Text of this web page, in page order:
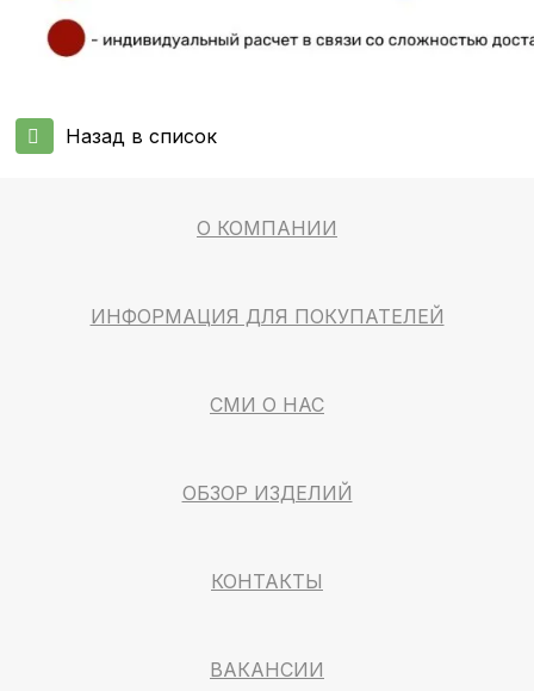
Назад в список
О КОМПАНИИ
ИНФОРМАЦИЯ ДЛЯ ПОКУПАТЕЛЕЙ
СМИ О НАС
ОБЗОР ИЗДЕЛИЙ
КОНТАКТЫ
ВАКАНСИИ